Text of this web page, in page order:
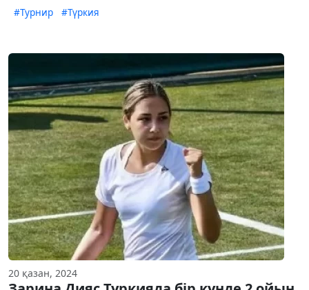
#Турнир #Түркия
20 қазан, 2024